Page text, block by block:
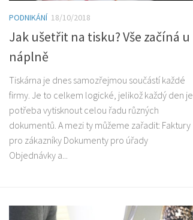
PODNIKÁNÍ 18/10/2018
Jak ušetřit na tisku? Vše začíná u
náplně
Tiskárna je dnes samozřejmou součástí každé
firmy. Je to celkem logické, jelikož každý den je
potřeba vytisknout celou řadu různých
dokumentů. A mezi ty můžeme zařadit: Faktury
pro zákazníky Dokumenty pro úřady
Objednávky a...